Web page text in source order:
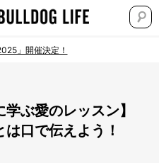
」開催決定！
学ぶ愛のレッスン】
口で伝えよう！